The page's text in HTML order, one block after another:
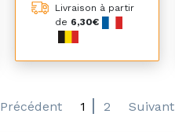
Livraison à partir
de 6,30€
Précédent 1 2 Suivant